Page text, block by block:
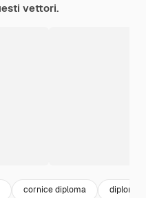
vettori.
cornice diploma diploma